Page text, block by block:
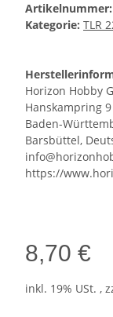
Artikelnummer:
Kategorie: TLR
Horizon Hobby
Hanskampring 9
Baden-
Barsbüttel,
https://
8,70 €
inkl. 19% USt. ,